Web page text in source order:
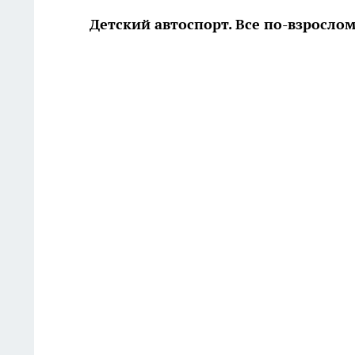
Детский автоспорт. Все по-